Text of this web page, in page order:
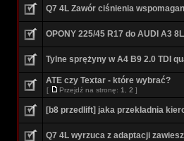
Q7 4L Zawór ciśnienia
OPONY 225/45 R17 do AUDI A3 8L
Tylne sprężyny w A4 B9 2.0 TDI
ATE czy Textar - które wybrać?
[ Przejdź na stronę: 1 2 ]
[b8 przedlift] jaka przekładnia
Q7 4L wyrzuca z adaptacji